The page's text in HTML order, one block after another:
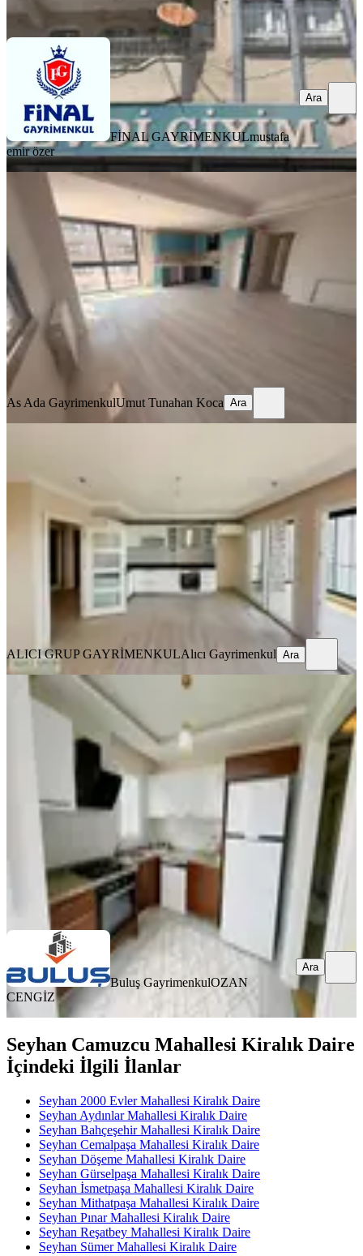
Ara
FİNAL GAYRİMENKULmustafa
emir özer
Ara
Adana Seyhan Kiralık 3+1 Havuzlu
Site İçinde Daire
Seyhan, Mithatpaşa Mahallesi
3+1·135 m²· 12. Kat· 06.08.2026
30.000 ₺
As Ada Gayrimenkul
Ara
As Ada GayrimenkulUmut Tunahan Koca Ara
3+1·135 m²·10. Kat·06.08.2026
34.000 ₺
ALICI GRUP GAYRİMENKULAlıcı Gayrimenkul
ALICI GRUP GAYRİMENKULAlıcı Gayrimenkul Ara
YENİ
Gürselpaşa'da Geniş K.mutfak D.gazlı
2+1 Full Eşyalı Depozitosuz
Seyhan, Gürselpaşa Mahallesi
2+1·110 m²·5. Kat 06.08.2026
31.000 ₺
Buluş GayrimenkulOZAN CENGİZ
Buluş GayrimenkulOZAN
CENGİZ
Ara
Seyhan Camuzcu Mahallesi Kiralık Daire
İçindeki İlgili İlanlar
Seyhan 2000 Evler Mahallesi Kiralık Daire
Seyhan Aydınlar Mahallesi Kiralık Daire
Seyhan Bahçeşehir Mahallesi Kiralık Daire
Seyhan Cemalpaşa Mahallesi Kiralık Daire
Seyhan Döşeme Mahallesi Kiralık Daire
Seyhan Gürselpaşa Mahallesi Kiralık Daire
Seyhan İsmetpaşa Mahallesi Kiralık Daire
Seyhan Mithatpaşa Mahallesi Kiralık Daire
Seyhan Pınar Mahallesi Kiralık Daire
Seyhan Reşatbey Mahallesi Kiralık Daire
Seyhan Sümer Mahallesi Kiralık Daire